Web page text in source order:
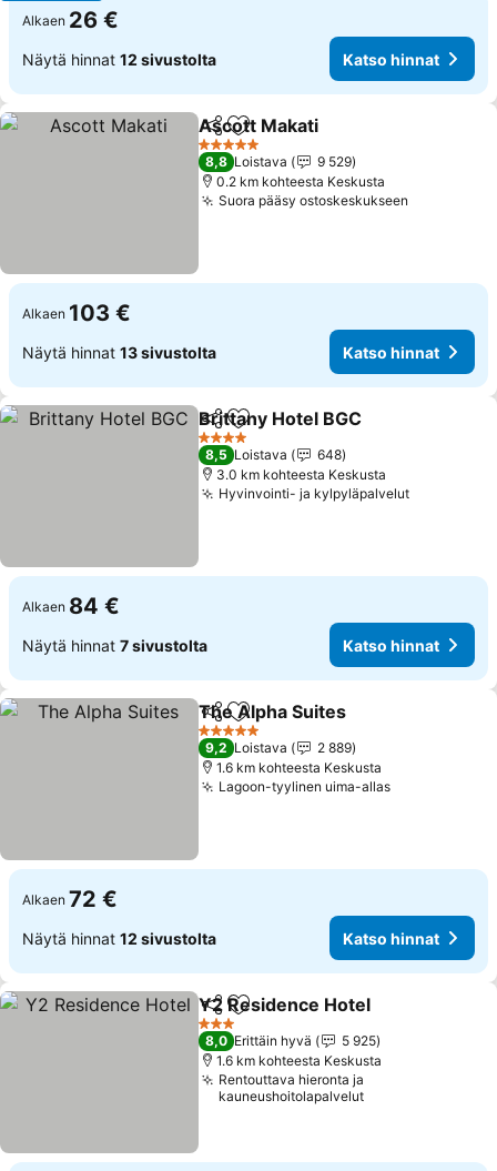
Alkaen 26 €
Näytä hinnat 12 sivustolta Katso hinnat
Jaa Lisää suosikkeihin
Ascott Makati
5 Tähtiluokitus
8,8 Loistava
9 529
0.2 km kohteesta Keskusta
Suora pääsy ostoskeskukseen
Alkaen 103 €
Näytä hinnat 13 sivustolta Katso hinnat
Jaa Lisää suosikkeihin
Brittany Hotel BGC
4 Tähtiluokitus
8,5 Loistava
648
3.0 km kohteesta Keskusta
Hyvinvointi- ja kylpyläpalvelut
Alkaen 84 €
Näytä hinnat 7 sivustolta Katso hinnat
Jaa Lisää suosikkeihin
The Alpha Suites
5 Tähtiluokitus
9,2 Loistava
2 889
1.6 km kohteesta Keskusta
Lagoon-tyylinen uima-allas
Alkaen 72 €
Näytä hinnat 12 sivustolta Katso hinnat
Jaa Lisää suosikkeihin
Y2 Residence Hotel
3 Tähtiluokitus
8,0 Erittäin hyvä
5 925
1.6 km kohteesta Keskusta
Rentouttava hieronta ja
kauneushoitolapalvelut